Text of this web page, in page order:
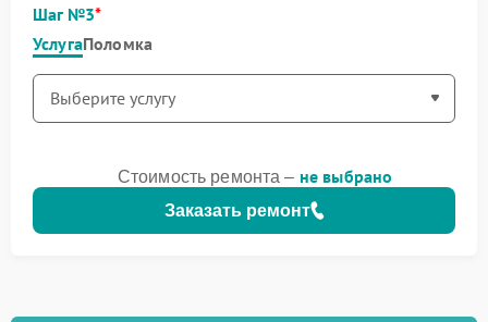
Шаг №3
УслугаПоломка
Заказать ремонт
Стоимость ремонта – не выбрано